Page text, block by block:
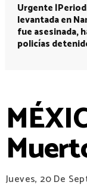
Urgente
levantada en
fue asesinada,
policías
Jueves, 20 De